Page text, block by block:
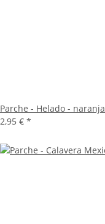
Parche - Helado - naranja
2,95 € *